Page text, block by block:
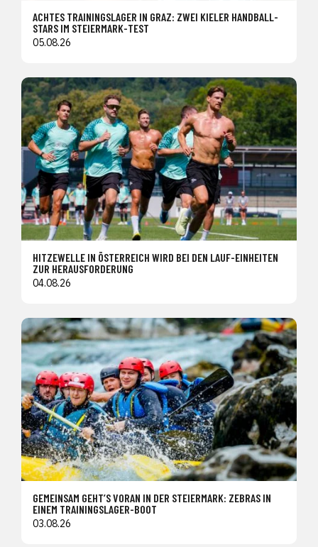
ACHTES TRAININGSLAGER IN GRAZ: ZWEI KIELER HANDBALL-
STARS IM STEIERMARK-TEST
05.08.26
HITZEWELLE IN ÖSTERREICH WIRD BEI DEN LAUF-EINHEITEN
ZUR HERAUSFORDERUNG
04.08.26
GEMEINSAM GEHT’S VORAN IN DER STEIERMARK: ZEBRAS IN
EINEM TRAININGSLAGER-BOOT
03.08.26